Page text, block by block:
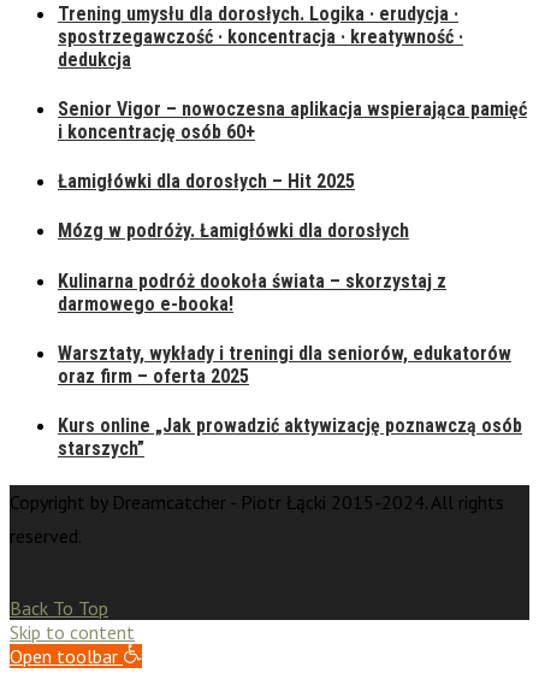
Trening umysłu dla dorosłych. Logika · erudycja ·
spostrzegawczość · koncentracja · kreatywność ·
dedukcja
Senior Vigor – nowoczesna aplikacja wspierająca pamięć
i koncentrację osób 60+
Łamigłówki dla dorosłych – Hit 2025
Mózg w podróży. Łamigłówki dla dorosłych
Kulinarna podróż dookoła świata – skorzystaj z
darmowego e-booka!
Warsztaty, wykłady i treningi dla seniorów, edukatorów
oraz firm – oferta 2025
Kurs online „Jak prowadzić aktywizację poznawczą osób
starszych”
Copyright by Dreamcatcher - Piotr Łącki 2015-2024. All rights
reserved.
Back To Top
Skip to content
Open toolbar